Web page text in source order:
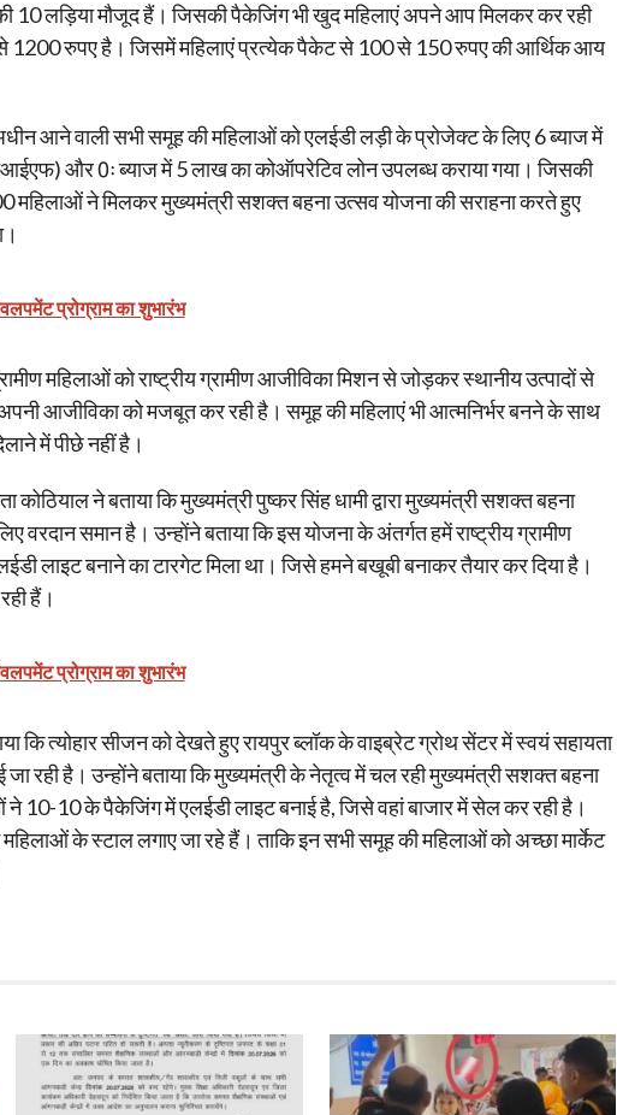
10 लड़िया मौजूद हैं। जिसकी पैकेजिंग भी खुद महिलाएं अपने आप मिलकर कर रही
1200 रुपए है। जिसमें महिलाएं प्रत्येक पैकेट से 100 से 150 रुपए की आर्थिक आय
आने वाली सभी समूह की महिलाओं को एलईडी लड़ी के प्रोजेक्ट के लिए 6 ब्याज में
और 0ः ब्याज में 5 लाख का कोऑपरेटिव लोन उपलब्ध कराया गया। जिसकी
महिलाओं ने मिलकर मुख्यमंत्री सशक्त बहना उत्सव योजना की सराहना करते हुए
प्रोग्राम का शुभारंभ
महिलाओं को राष्ट्रीय ग्रामीण आजीविका मिशन से जोड़कर स्थानीय उत्पादों से
आजीविका को मजबूत कर रही है। समूह की महिलाएं भी आत्मनिर्भर बनने के साथ
में पीछे नहीं है।
कोठियाल ने बताया कि मुख्यमंत्री पुष्कर सिंह धामी द्वारा मुख्यमंत्री सशक्त बहना
वरदान समान है। उन्होंने बताया कि इस योजना के अंतर्गत हमें राष्ट्रीय ग्रामीण
लाइट बनाने का टारगेट मिला था। जिसे हमने बखूबी बनाकर तैयार कर दिया है।
हैं।
प्रोग्राम का शुभारंभ
कि त्योहार सीजन को देखते हुए रायपुर ब्लॉक के वाइब्रेट ग्रोथ सेंटर में स्वयं सहायता
जा रही है। उन्होंने बताया कि मुख्यमंत्री के नेतृत्व में चल रही मुख्यमंत्री सशक्त बहना
10-10 के पैकेजिंग में एलईडी लाइट बनाई है, जिसे वहां बाजार में सेल कर रही है।
के स्टाल लगाए जा रहे हैं। ताकि इन सभी समूह की महिलाओं को अच्छा मार्केट